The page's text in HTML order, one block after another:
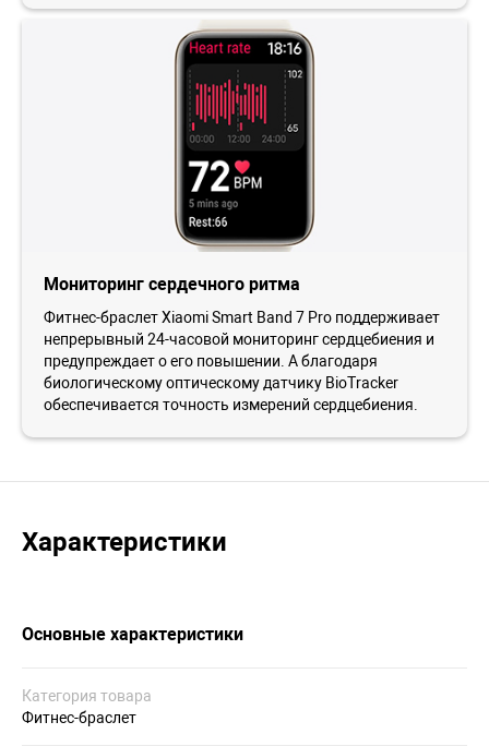
Мониторинг сердечного ритма
Фитнес-браслет Xiaomi Smart Band 7 Pro поддерживает
непрерывный 24-часовой мониторинг сердцебиения и
предупреждает о его повышении. А благодаря
биологическому оптическому датчику BioTracker
обеспечивается точность измерений сердцебиения.
Характеристики
Основные характеристики
Категория товара
Фитнес-браслет